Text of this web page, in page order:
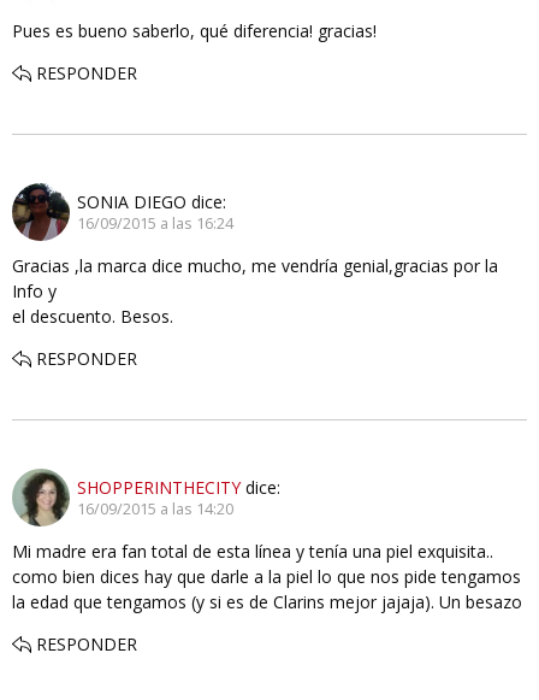
Pues es bueno saberlo, qué diferencia! gracias!
RESPONDER
SONIA DIEGO dice:
16/09/2015 a las 16:24
Gracias ,la marca dice mucho, me vendría genial,gracias por la
Info y
el descuento. Besos.
RESPONDER
SHOPPERINTHECITY dice:
16/09/2015 a las 14:20
Mi madre era fan total de esta línea y tenía una piel exquisita..
como bien dices hay que darle a la piel lo que nos pide tengamos
la edad que tengamos (y si es de Clarins mejor jajaja). Un besazo
RESPONDER